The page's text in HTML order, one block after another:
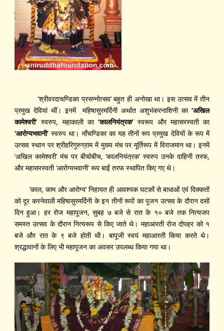
’श्रीवरदाचण्डिका प्रसन्नोत्सव’ बहुत ही अनोखा था। इस उत्सव में तीन
प्रमुख देवियां थीं। इनमें महिषासुरमर्दिनी अर्थात अशुभंकरनाशिनी का ‘अखिल
कामेश्वरी’स्वरुप, महाकाली का ‘कालनियंत्रक’स्वरूप और महासरस्वती का
‘आरोग्यभवानी’स्वरुप था। मॉंचण्डिका का यह तीनों रूप प्रमुख देवियों के रूप में
उत्सव स्थान पर श्रीहरिगुरुग्राम में मुख्य मंच पर मूर्तिरूप में विराजमान था। इनमें
‘अखिल कामेश्वरी’ मंच पर बीचोबीच, ‘कालनियंत्रक’ स्वरुप उनके दाहिनी तरफ,
और महासरस्वती ‘आरोग्यभवानी’ रूप बाईं तरफ स्थापित किए गए थे।
‘काल, काम और आरोग्य’ निहायत ही आवश्यक घटकों से बाधाओं एवं दिक्कतों
को दूर करनेवाली महिषासुरमर्दिनी के इन तीनों रूपों का पूजन उत्सव के दौरान दसों
दिन हुआ। हर रोज महापूजन, सुबह ७ बजे से रात के १० बजे तक नित्यजप
समस्त उत्सव के दौरान नित्यरूप से किए जाते थे। महाआरती रोज दोपहर को १
बजे और रात के ९ बजे होती थी। बापूजी स्वयं महाआरती किया करते थे।
श्रद्धावानों के लिए भी महापूजन का अवसर उपलब्ध किया गया था।